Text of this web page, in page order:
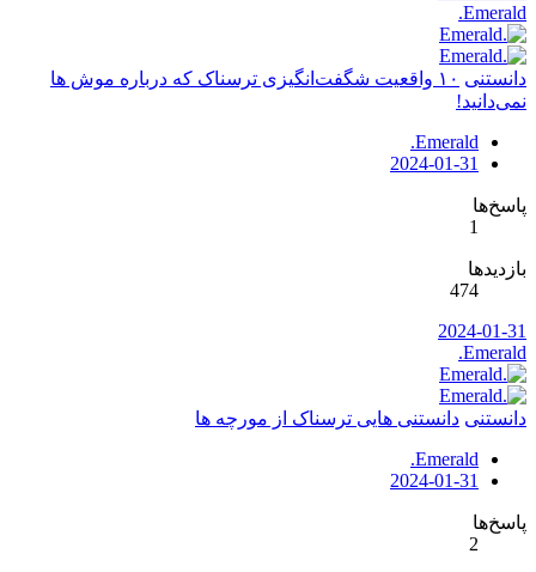
.Emerald
دانستنی
۱۰ واقعیت شگفت‌انگیزی ترسناک که درباره موش ها
نمی‌دانید!
.Emerald
2024-01-31
پاسخ‌ها
1
بازدیدها
474
2024-01-31
.Emerald
دانستنی دانستنی هایی ترسناک از مورچه ها
.Emerald
2024-01-31
پاسخ‌ها
2